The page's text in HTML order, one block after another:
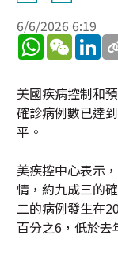
6/6/2026 6:19
WhatsApp
WeChat
美國疾病控制和
確診病例數已達
平。
美疾控中心表示
情，約九成三的
二的病例發生在
百分之6，低於去